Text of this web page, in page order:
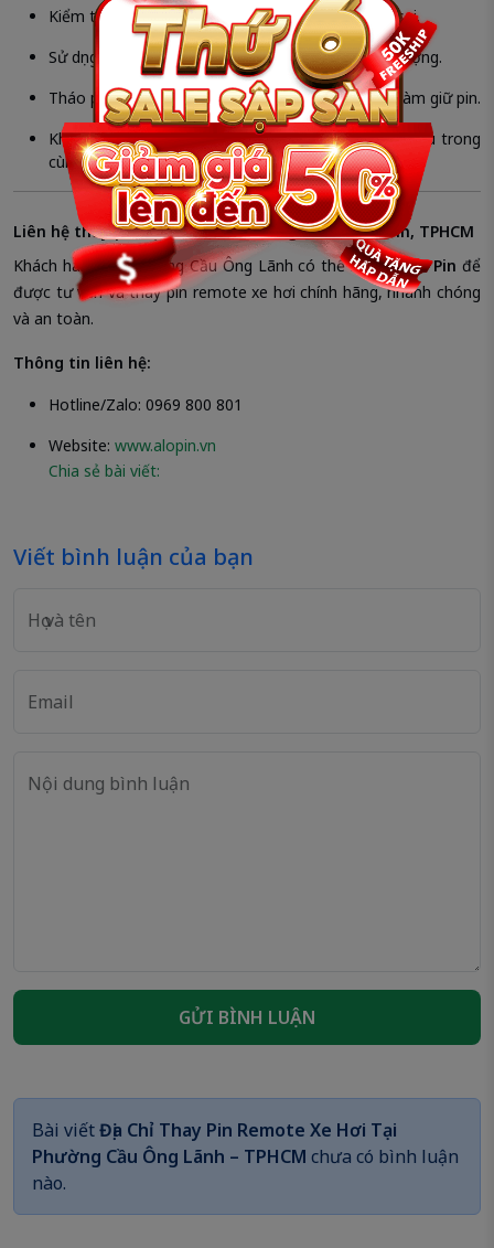
Kiểm tra kỹ loại pin trước khi mua để tránh mua sai.
Sử dụng pin chính hãng, tránh pin giá rẻ kém chất lượng.
Tháo pin cẩn thận, tránh làm hỏng mạch hoặc ngàm giữ pin.
Không trộn pin cũ và mới, hoặc pin khác thương hiệu trong
cùng một remote.
Liên hệ thay pin tại Alo Pin – Phường Cầu Ông Lãnh, TPHCM
Khách hàng tại Phường Cầu Ông Lãnh có thể liên hệAlo Pin để
được tư vấn và thay pin remote xe hơi chính hãng, nhanh chóng
và an toàn.
Thông tin liên hệ:
Hotline/Zalo: 0969 800 801
Website: www.alopin.vn
Chia sẻ bài viết:
Viết bình luận của bạn
Họ và tên
Email
Nội dung bình luận
GỬI BÌNH LUẬN
Bài viếtĐịa Chỉ Thay Pin Remote Xe Hơi Tại
Phường Cầu Ông Lãnh – TPHCM chưa có bình luận
nào.